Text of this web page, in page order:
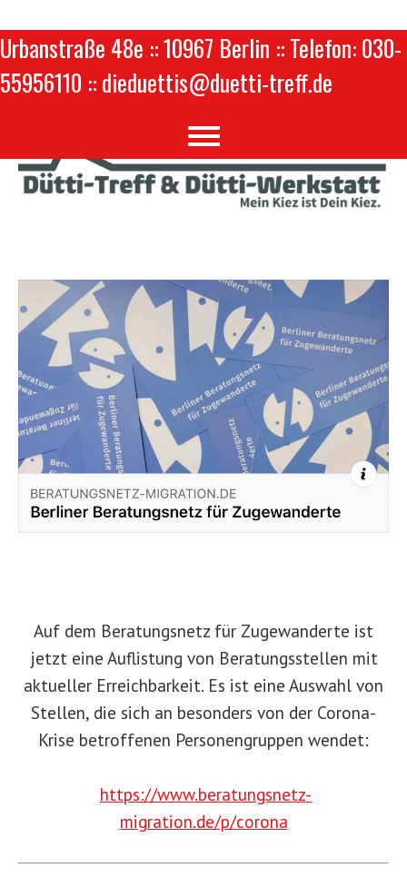
Urbanstraße 48e :: 10967 Berlin :: Telefon: 030-
55956110 :: dieduettis@duetti-treff.de
Auf dem Beratungsnetz für Zugewanderte ist
jetzt eine Auflistung von Beratungsstellen mit
aktueller Erreichbarkeit. Es ist eine Auswahl von
Stellen, die sich an besonders von der Corona-
Krise betroffenen Personengruppen wendet:
https://www.beratungsnetz-
migration.de/p/corona